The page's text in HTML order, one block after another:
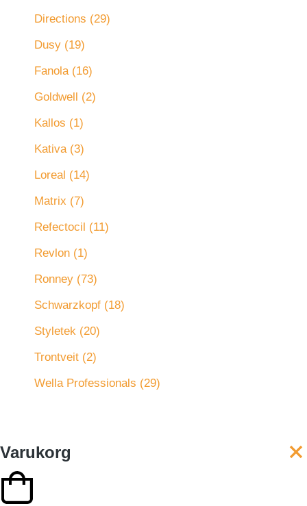
Directions (29)
Dusy (19)
Fanola (16)
Goldwell (2)
Kallos (1)
Kativa (3)
Loreal (14)
Matrix (7)
Refectocil (11)
Revlon (1)
Ronney (73)
Schwarzkopf (18)
Styletek (20)
Trontveit (2)
Wella Professionals (29)
Varukorg